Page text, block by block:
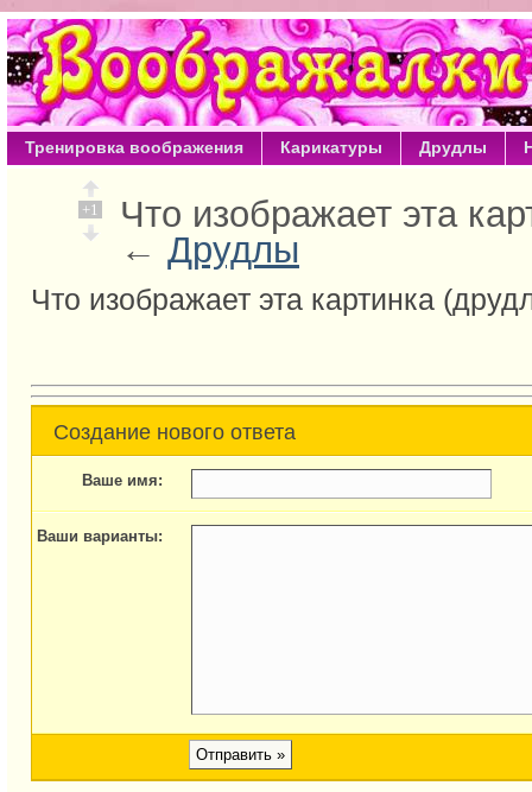
Тренировка воображения Карикатуры Друдлы
+1
Что изображает эта
← Друдлы
Что изображает эта картинка
Создание нового ответа
Ваше имя:
Ваши варианты: